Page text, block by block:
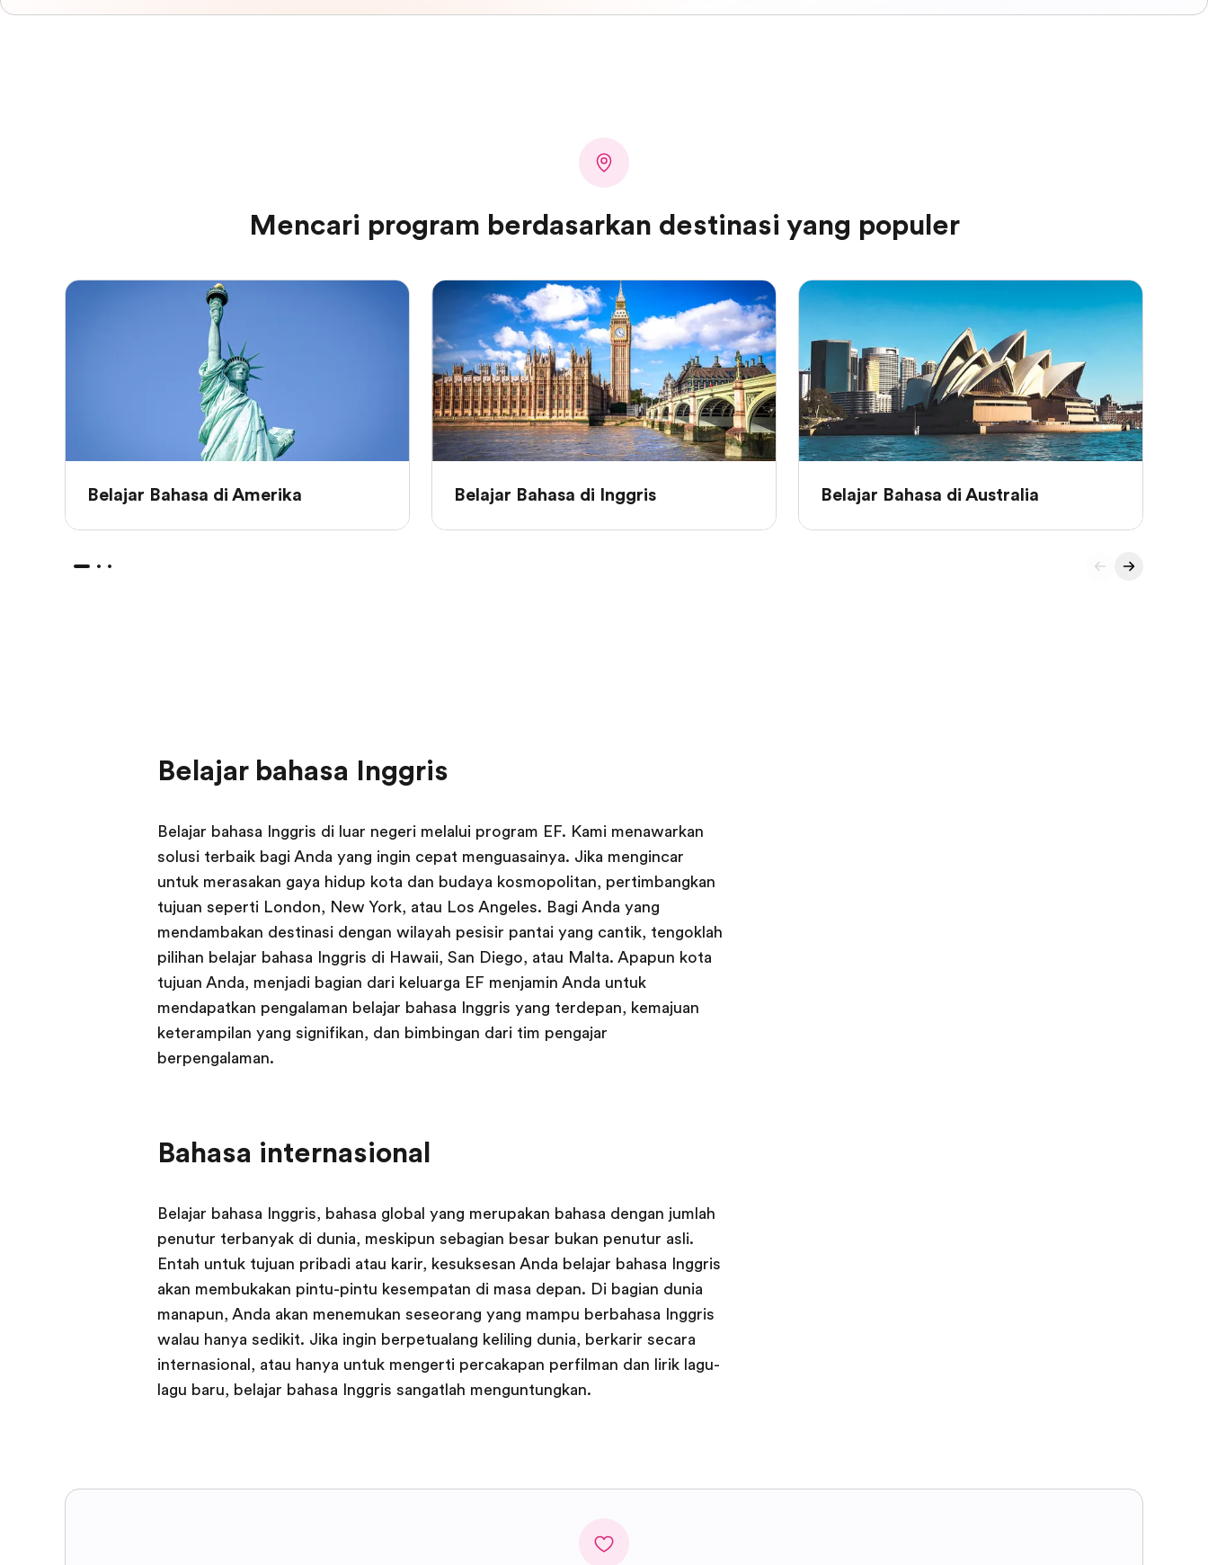
Mencari program berdasarkan destinasi yang populer
Belajar Bahasa di Amerika Belajar Bahasa di Inggris Belajar Bahasa di Australia
Belajar bahasa Inggris
Belajar bahasa Inggris di luar negeri melalui program EF. Kami menawarkan
solusi terbaik bagi Anda yang ingin cepat menguasainya. Jika mengincar
untuk merasakan gaya hidup kota dan budaya kosmopolitan, pertimbangkan
tujuan seperti London, New York, atau Los Angeles. Bagi Anda yang
mendambakan destinasi dengan wilayah pesisir pantai yang cantik, tengoklah
pilihan belajar bahasa Inggris di Hawaii, San Diego, atau Malta. Apapun kota
tujuan Anda, menjadi bagian dari keluarga EF menjamin Anda untuk
mendapatkan pengalaman belajar bahasa Inggris yang terdepan, kemajuan
keterampilan yang signifikan, dan bimbingan dari tim pengajar
berpengalaman.
Bahasa internasional
Belajar bahasa Inggris, bahasa global yang merupakan bahasa dengan jumlah
penutur terbanyak di dunia, meskipun sebagian besar bukan penutur asli.
Entah untuk tujuan pribadi atau karir, kesuksesan Anda belajar bahasa Inggris
akan membukakan pintu-pintu kesempatan di masa depan. Di bagian dunia
manapun, Anda akan menemukan seseorang yang mampu berbahasa Inggris
walau hanya sedikit. Jika ingin berpetualang keliling dunia, berkarir secara
internasional, atau hanya untuk mengerti percakapan perfilman dan lirik lagu-
lagu baru, belajar bahasa Inggris sangatlah menguntungkan.